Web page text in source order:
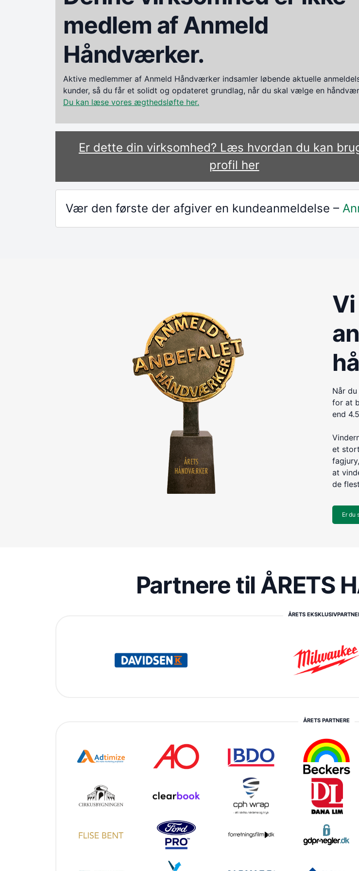
medlem af Anmeld
Håndværker.
Aktive medlemmer af Anmeld Håndværker indsamler løbende aktuelle
kunder, så du får et solidt og opdateret grundlag, når du skal vælge en
Du kan læse vores ægthedsløfte her.
Er dette din virksomhed? Læs hvordan du kan
profil her
Vær den første der afgiver en kundeanmeldelse –
Når
for at
end
et
at
de
Er du
Partnere til ÅRETS
ÅRETS
ÅRETS PARTNERE